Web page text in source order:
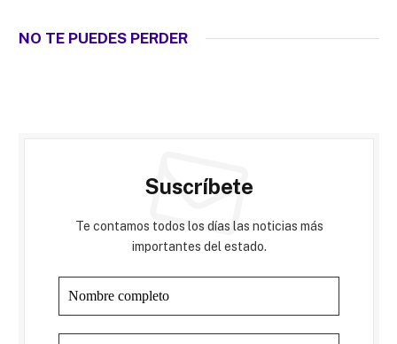
NO TE PUEDES PERDER
Suscríbete
Te contamos todos los días las noticias más
importantes del estado.